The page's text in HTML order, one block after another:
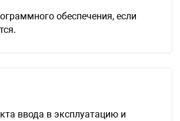
обеспечения, если
ввода в эксплуатацию и